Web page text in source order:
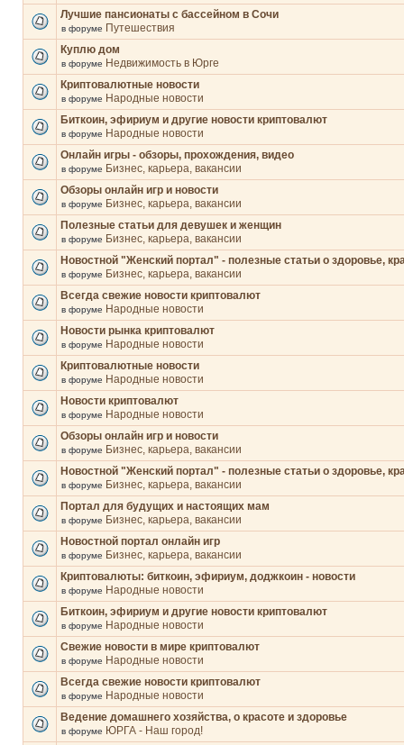
Лучшие пансионаты с бассейном в Сочи
в форуме Путешествия
Куплю дом
в форуме Недвижимость в Юрге
Криптовалютные новости
в форуме Народные новости
Биткоин, эфириум и другие новости криптовалют
в форуме Народные новости
Онлайн игры - обзоры, прохождения, видео
в форуме Бизнес, карьера, вакансии
Обзоры онлайн игр и новости
в форуме Бизнес, карьера, вакансии
Полезные статьи для девушек и женщин
в форуме Бизнес, карьера, вакансии
Новостной "Женский портал" - полезные статьи о здоровье,
в форуме Бизнес, карьера, вакансии
Всегда свежие новости криптовалют
в форуме Народные новости
Новости рынка криптовалют
в форуме Народные новости
Криптовалютные новости
в форуме Народные новости
Новости криптовалют
в форуме Народные новости
Обзоры онлайн игр и новости
в форуме Бизнес, карьера, вакансии
Новостной "Женский портал" - полезные статьи о здоровье,
в форуме Бизнес, карьера, вакансии
Портал для будущих и настоящих мам
в форуме Бизнес, карьера, вакансии
Новостной портал онлайн игр
в форуме Бизнес, карьера, вакансии
Криптовалюты: биткоин, эфириум, доджкоин - новости
в форуме Народные новости
Биткоин, эфириум и другие новости криптовалют
в форуме Народные новости
Свежие новости в мире криптовалют
в форуме Народные новости
Всегда свежие новости криптовалют
в форуме Народные новости
Ведение домашнего хозяйства, о красоте и здоровье
в форуме ЮРГА - Наш город!